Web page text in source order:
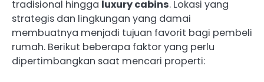
tradisional hingga luxury cabins. Lokasi yang
strategis dan lingkungan yang damai
membuatnya menjadi tujuan favorit bagi pembeli
rumah. Berikut beberapa faktor yang perlu
dipertimbangkan saat mencari properti: